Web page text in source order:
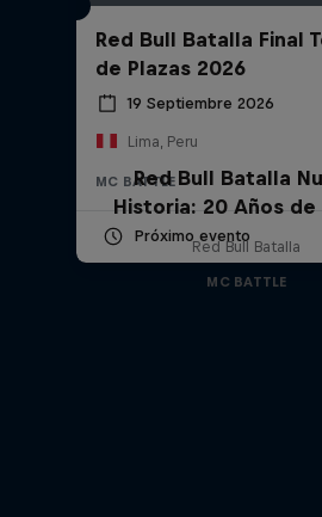
Red Bull Batalla Final
de Plazas 2026
19 Septiembre 2026
Lima, Peru
MC BATTLE
Próximo evento
Red Bull Batalla
Historia: 20 Años de
Red Bull Batalla
MC BATTLE